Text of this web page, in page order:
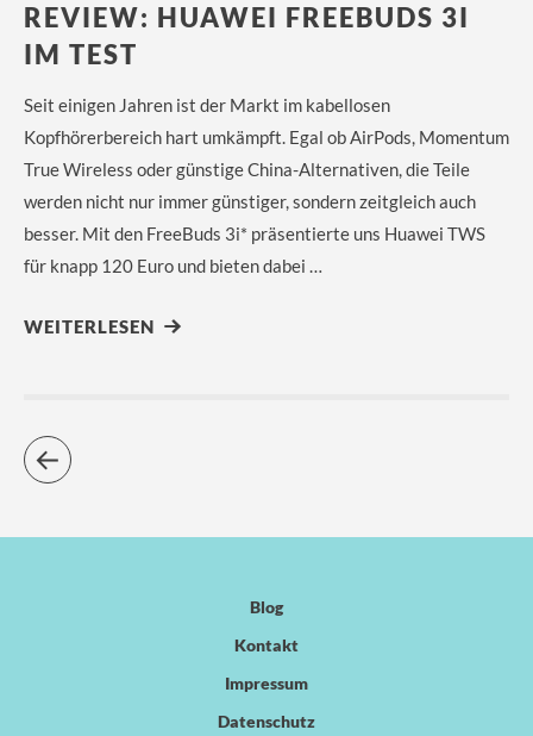
REVIEW: HUAWEI FREEBUDS 3I
IM TEST
Seit einigen Jahren ist der Markt im kabellosen
Kopfhörerbereich hart umkämpft. Egal ob AirPods, Momentum
True Wireless oder günstige China-Alternativen, die Teile
werden nicht nur immer günstiger, sondern zeitgleich auch
besser. Mit den FreeBuds 3i* präsentierte uns Huawei TWS
für knapp 120 Euro und bieten dabei …
WEITERLESEN
Blog
Kontakt
Impressum
Datenschutz